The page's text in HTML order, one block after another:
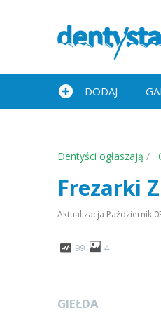
DODAJ
Dentyści ogłaszają
Frezarki
Aktualizacja Październik
99 4
GIEŁDA